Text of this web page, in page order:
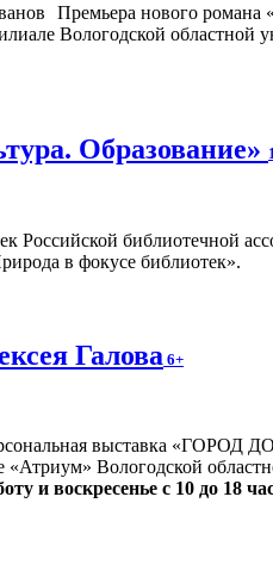
Премьера нового романа
Вологодской областной
Образование»
Российской библиотечной
в фокусе библиотек».
Галова 6+
выставка
«Атриум» Вологодской
и воскресенье с 10 до 18